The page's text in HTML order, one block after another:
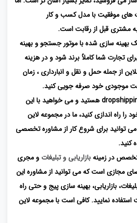
موفقیت با مدل کسب و کار
بهینه سازی شده با موتور جستجو و بهینه
تجارت شما کاملاً برند شود و در هزینه
از جمله حمل و نقل و انبارداری ، زمان
موجودی خود صرفه جویی کنید.
اگر شما نیز به فکر کار با dropshipping هستید و می خواهید با این
راه اندازی کنید، ما در مجموعه لاین
می توانید برای شروع کار از مشاوره تخصصی
کنید.
در زمینهبازاریابی و تبلیغات و مجری
مجازی است که می توانید از مشاوره این
بازاریابی، بهینه سازی پیج و حتی راه
استفاده نمایید. کافی است با مجموعه لاین